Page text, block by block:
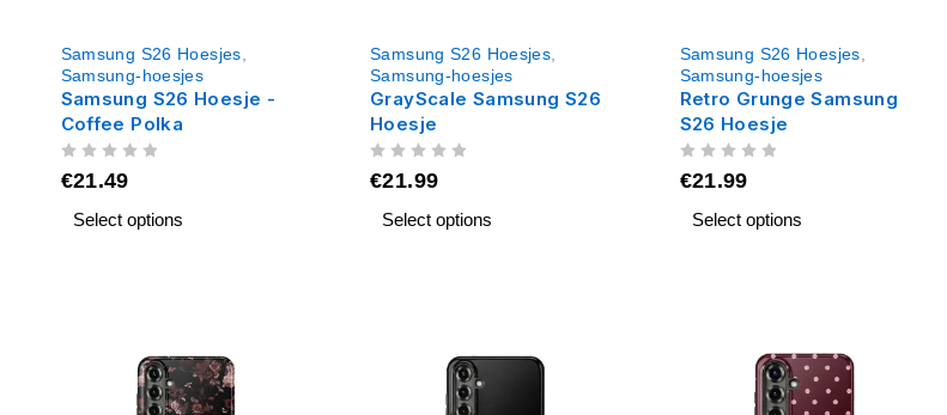
Samsung S26 Hoesjes
Samsung-hoesjes
Samsung S26 Hoesje -
Coffee Polka
€21.49
Select options
Samsung S26 Hoesjes
Samsung-hoesjes
GrayScale Samsung S26
Hoesje
€21.99
Select options
Samsung S26 Hoesjes
Samsung-hoesjes
Retro Grunge Samsung
S26 Hoesje
€21.99
Select options